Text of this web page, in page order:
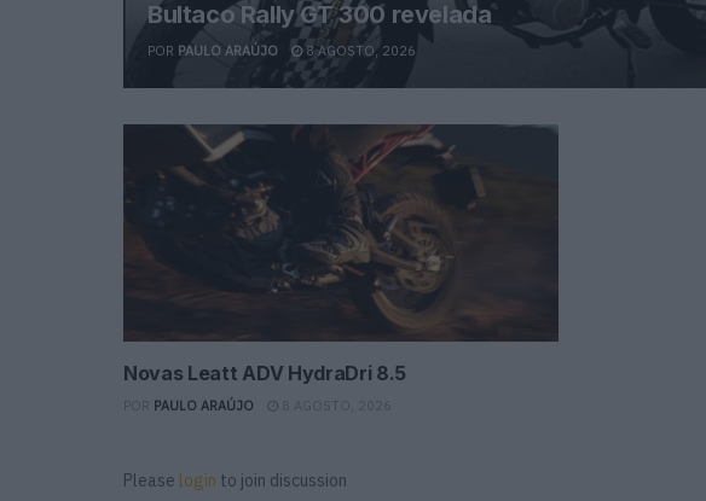
Bultaco Rally GT 300 revelada
POR PAULO ARAÚJO 8 AGOSTO, 2026
Novas Leatt ADV HydraDri 8.5
PAULO ARAÚJO 8 AGOSTO, 2026
Please login to join discussion